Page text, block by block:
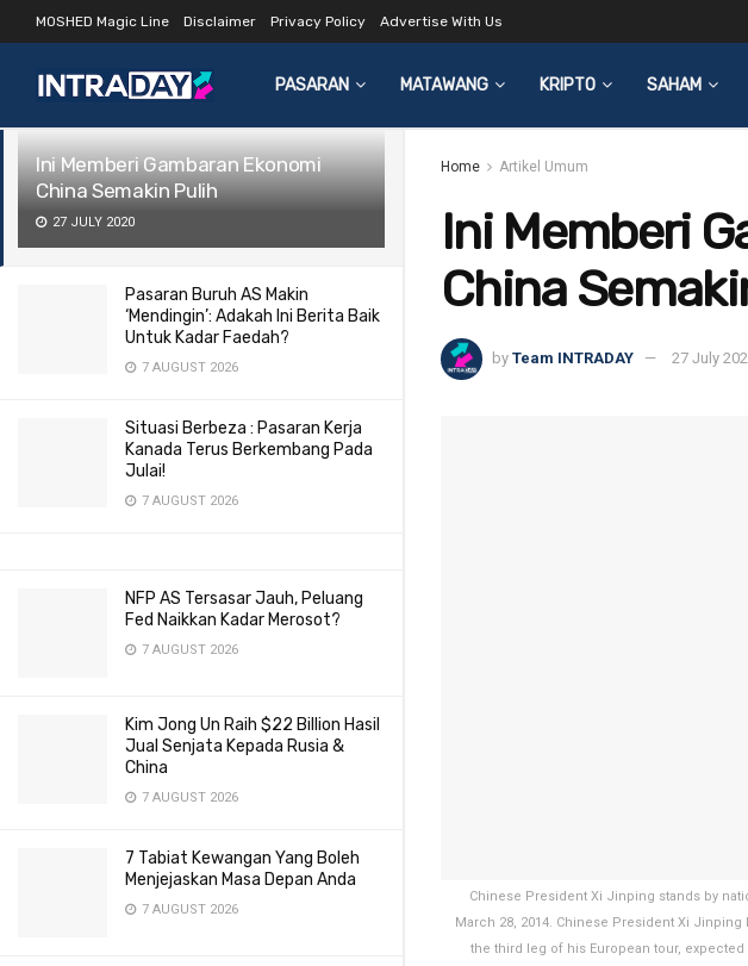
LATEST TRENDING Filter
Ini Memberi Gambaran Ekonomi
China Semakin Pulih
27 JULY 2020
Pasaran Buruh AS Makin
‘Mendingin’: Adakah Ini Berita Baik
Untuk Kadar Faedah?
7 AUGUST 2026
Situasi Berbeza : Pasaran Kerja
Kanada Terus Berkembang Pada
Julai!
7 AUGUST 2026
NFP AS Tersasar Jauh, Peluang
Fed Naikkan Kadar Merosot?
7 AUGUST 2026
Kim Jong Un Raih $22 Billion Hasil
Jual Senjata Kepada Rusia &
China
7 AUGUST 2026
7 Tabiat Kewangan Yang Boleh
Menjejaskan Masa Depan Anda
7 AUGUST 2026
MOSHED Magic Line Disclaimer Privacy Policy Advertise With Us
PASARAN MATAWANG KRIPTO SAHAM
Home Artikel Umum
Ini Memberi
China
by Team INTRADAY 27 July
Chinese President Xi Jinping stands by
March 28, 2014. Chinese President Xi
the third leg of his European tour,